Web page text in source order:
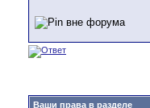
Ваши права в разделе